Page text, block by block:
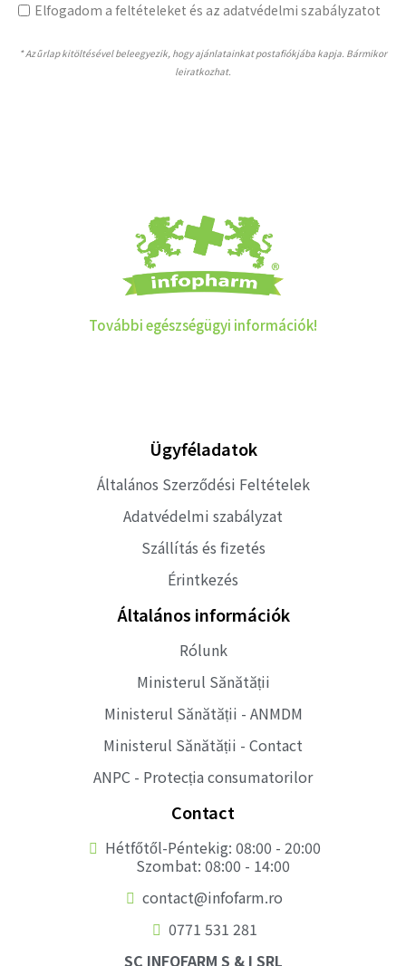
Elfogadom a feltételeket és az adatvédelmi szabályzatot
* Az űrlap kitöltésével beleegyezik, hogy ajánlatainkat postafiókjába kapja. Bármikor
leiratkozhat.
További egészségügyi információk!
Ügyféladatok
Általános Szerződési Feltételek
Adatvédelmi szabályzat
Szállítás és fizetés
Érintkezés
Általános információk
Rólunk
Ministerul Sănătății
Ministerul Sănătății - ANMDM
Ministerul Sănătății - Contact
ANPC - Protecția consumatorilor
Contact
Hétfőtől-Péntekig: 08:00 - 20:00
Szombat: 08:00 - 14:00
contact@infofarm.ro
0771 531 281
SC INFOFARM S & I SRL